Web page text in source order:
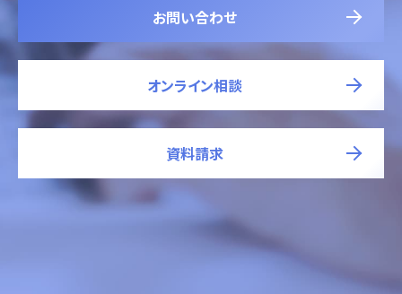
お問い合わせ
オンライン相談
資料請求